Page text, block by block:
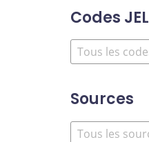
Codes JEL
Sources